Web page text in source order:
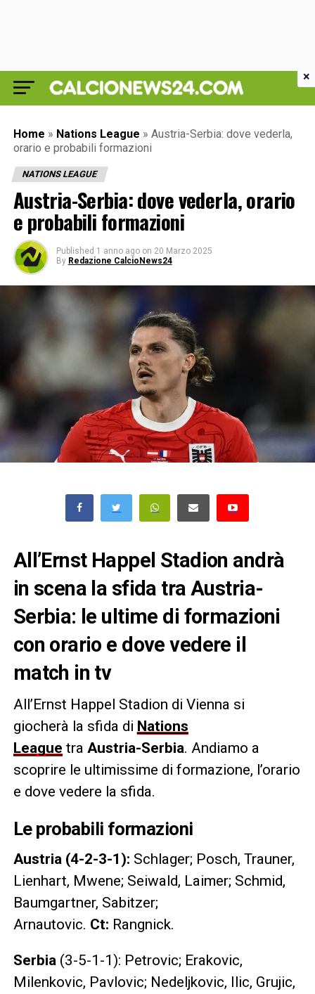
Home » Nations League » Austria-Serbia: dove vederla,
orario e probabili formazioni
NATIONS LEAGUE
Austria-Serbia: dove vederla, orario
e probabili formazioni
Published 1 anno ago on 20 Marzo 2025
By Redazione CalcioNews24
All’Ernst Happel Stadion andrà
in scena la sfida tra Austria-
Serbia: le ultime di formazioni
con orario e dove vedere il
match in tv
All’Ernst Happel Stadion di Vienna si
giocherà la sfida di Nations
League tra Austria-Serbia. Andiamo a
scoprire le ultimissime di formazione, l’orario
e dove vedere la sfida.
Le probabili formazioni
Austria (4-2-3-1): Schlager; Posch, Trauner,
Lienhart, Mwene; Seiwald, Laimer; Schmid,
Baumgartner, Sabitzer;
Arnautovic. Ct: Rangnick.
Serbia (3-5-1-1): Petrovic; Erakovic,
Milenkovic, Pavlovic; Nedeljkovic, Ilic, Grujic,
×